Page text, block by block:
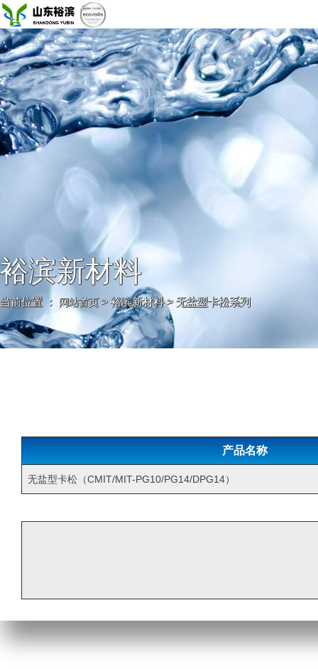
裕滨新材料
当前位置 ： 网站首页> 裕滨新材料 > 无盐型卡松系列
产品名称
无盐型卡松（CMIT/MIT-PG10/PG14/DPG14）